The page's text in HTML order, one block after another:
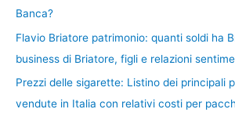
Banca?
Flavio Briatore patrimonio: quanti soldi ha
business di Briatore, figli e relazioni
Prezzi delle sigarette: Listino dei principali
vendute in Italia con relativi costi per